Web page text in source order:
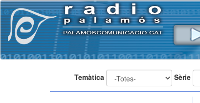
Temàtica Sèrie